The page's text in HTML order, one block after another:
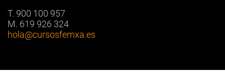
T. 900 100 957
M. 619 926 324
hola@cursosfemxa.es